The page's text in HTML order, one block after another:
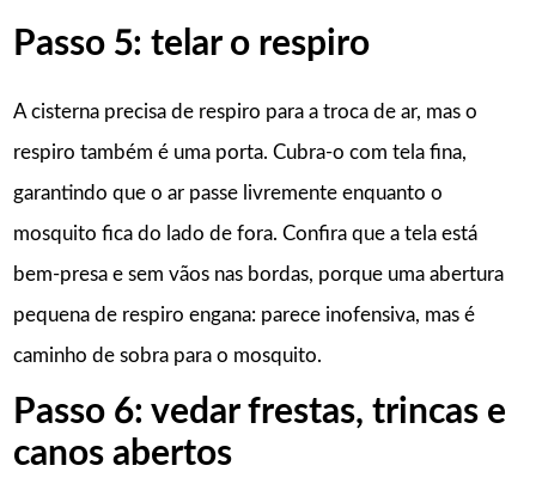
Passo 5: telar o respiro
A cisterna precisa de respiro para a troca de ar, mas o
respiro também é uma porta. Cubra-o com tela fina,
garantindo que o ar passe livremente enquanto o
mosquito fica do lado de fora. Confira que a tela está
bem-presa e sem vãos nas bordas, porque uma abertura
pequena de respiro engana: parece inofensiva, mas é
caminho de sobra para o mosquito.
Passo 6: vedar frestas, trincas e
canos abertos